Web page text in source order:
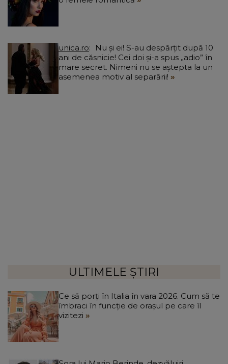
unica.ro
ani de căsnicie! Cei doi și-a spus „adio” în
mare secret. Nimeni nu se aștepta la un
asemenea motiv al separării!
ULTIMELE ȘTIRI
Ce să porți în Italia în vara 2026. Cum să te
îmbraci în funcție de orașul pe care îl
vizitezi